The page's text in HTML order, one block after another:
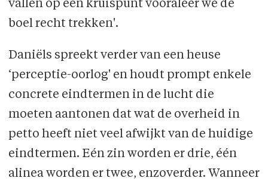
vallen op een kruispunt vooraleer we de
boel recht trekken'.
Daniëls spreekt verder van een heuse
‘perceptie-oorlog' en houdt prompt enkele
concrete eindtermen in de lucht die
moeten aantonen dat wat de overheid in
petto heeft niet veel afwijkt van de huidige
eindtermen. Eén zin worden er drie, één
alinea worden er twee, enzoverder. Wanneer